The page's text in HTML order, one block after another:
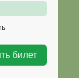
билет